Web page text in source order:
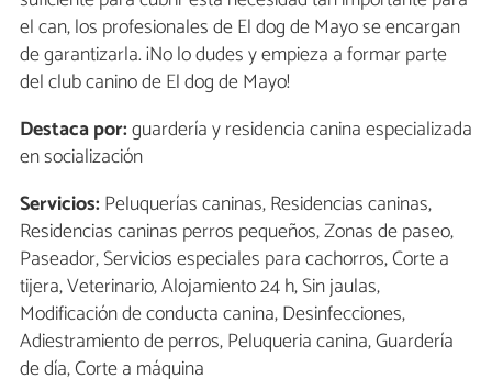
el can, los profesionales de El dog de Mayo se encargan
de garantizarla. ¡No lo dudes y empieza a formar parte
del club canino de El dog de Mayo!
Destaca por:guardería y residencia canina especializada
en socialización
Servicios:Peluquerías caninas, Residencias caninas,
Residencias caninas perros pequeños, Zonas de paseo,
Paseador, Servicios especiales para cachorros, Corte a
tijera, Veterinario, Alojamiento 24 h, Sin jaulas,
Modificación de conducta canina, Desinfecciones,
Adiestramiento de perros, Peluqueria canina, Guardería
de día, Corte a máquina